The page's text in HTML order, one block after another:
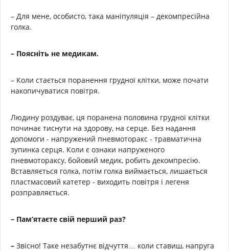
– Для мене, особисто, така маніпуляція – декомпресійна
голка.
– Поясніть не медикам.
– Коли стається поранення грудної клітки, може почати
накопичуватися повітря.
Людину роздуває, ця поранена половина грудної клітки
починає тиснути на здорову, на серце. Без надання
допомоги - напружений пневмоторакс - травматична
зупинка серця. Коли є ознаки напруженого
пневмотораксу, бойовий медик, робить декомпресію.
Вставляється голка, потім голка виймається, лишається
пластмасовий катетер - виходить повітря і легеня
розправляється.
– Пам’ятаєте свій перший раз?
– Звісно! Таке незабутнє відчуття… коли ставиш, напруга